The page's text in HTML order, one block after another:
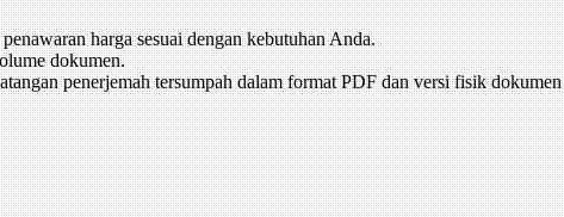
harga sesuai dengan kebutuhan Anda.
dokumen.
penerjemah tersumpah dalam format PDF dan versi fisik